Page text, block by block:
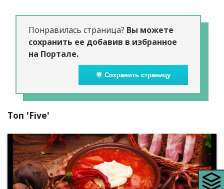
Понравилась страница? Вы можете
сохранить ее добавив в избранное
на Портале.
🌟 Сохранить страницу
Топ 'Five'